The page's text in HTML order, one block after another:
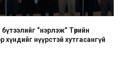
“нэрлэж” Төрийн
хүндийг нүүрстэй хутгасангүй